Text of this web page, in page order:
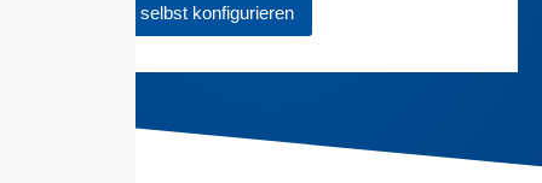
Jetzt selbst konfigurieren